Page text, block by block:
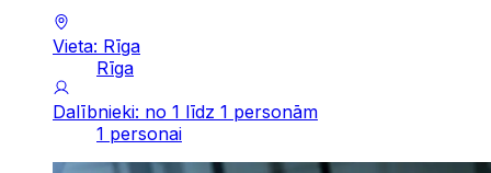
Vieta: Rīga
Rīga
Dalībnieki: no 1 līdz 1 personām
1 personai